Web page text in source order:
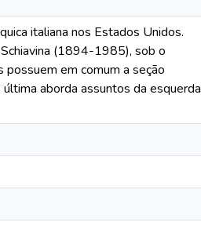
italiana nos Estados Unidos.
(1894-1985), sob o
em comum a seção
aborda assuntos da esquerda